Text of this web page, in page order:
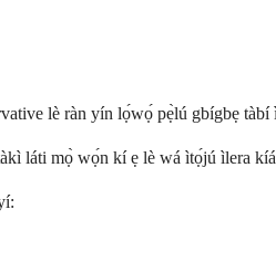
lè ràn yín lọ́wọ́ pẹ̀lú gbígbẹ
láti mọ̀ wọ́n kí ẹ lè wá ìtọ́jú ìlera